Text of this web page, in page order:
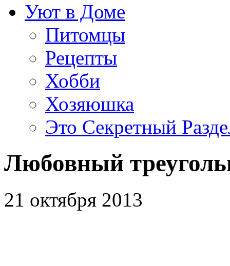
Уют в Доме
Питомцы
Рецепты
Хобби
Хозяюшка
Это Секретный
Любовный
21 октября 2013